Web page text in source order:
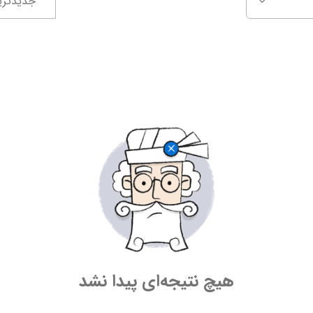
هیچ نتیجه‌ای پیدا نشد